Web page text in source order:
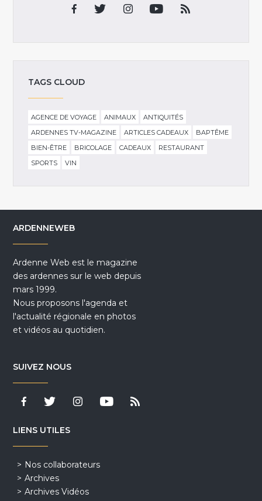
TAGS CLOUD
AGENCE DE VOYAGE ANIMAUX
ANTIQUITÉS
ARDENNES TV-MAGAZINE
ARTICLES CADEAUX
BAPTÊME
BIEN-ÊTRE
BRICOLAGE CADEAUX
RESTAURANT
SPORTS
VIN
ARDENNEWEB
Ardenne Web est le magazine
des ardennes sur le web depuis
mars 1999.
Nous proposons l'agenda et
l'actualité régionale en photos
et vidéos au quotidien.
SUIVEZ NOUS
LIENS UTILES
Nos collaborateurs
Archives
Archives Vidéos